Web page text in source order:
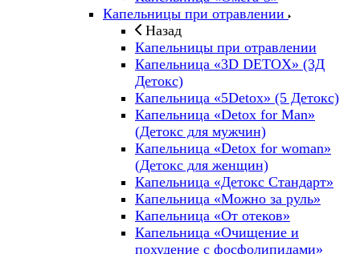
Капельницы при отравлении
Назад
Капельницы при отравлении
Капельница «3D DETOX» (3Д
Детокс)
Капельница «5Detox» (5 Детокс)
Капельница «Detox for Man»
(Детокс для мужчин)
Капельница «Detox for woman»
(Детокс для женщин)
Капельница «Детокс Стандарт»
Капельница «Можно за руль»
Капельница «От отеков»
Капельница «Очищение и
похудение с фосфолипидами»